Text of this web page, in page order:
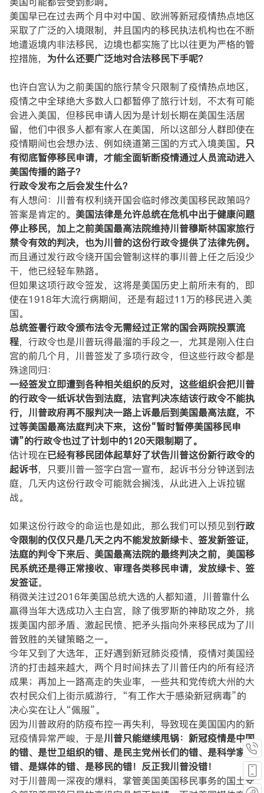
美国早已在过去两个月中对中国、欧洲等新冠疫情热点地区
采取了广泛的入境限制，并且国内的移民执法机构也在不断
地遣返境内非法移民，边境也都实施了比以往更为严格的管
控措施， 为什么还要广泛地对合法移民下手呢？
也许白宫认为之前美国的旅行禁令只限制了疫情热点地区，
疫情之中全球绝大多数人口都暂停了旅行计划，不太有可能
会进入美国，但移民申请人因为是计划长期在美国生活居
留，他们中很多人都有家人在美国，所以这部分人群即使在
疫情期间也会想办法、例如绕道第三国的方式入境美国。 只
有彻底暂停移民申请，才能全面斩断疫情通过人员流动进入
美国传播的路子？
行政令发布之后会发生什么？
有人想问：川普有权利绕开国会临时修改美国移民政策吗？
答案是肯定的。 美国法律是允许总统在危机中出于健康问题
停止移民，加上之前美国最高法院维持川普穆斯林国家旅行
禁令有效的判决，也为川普的这份行政令提供了法律先例。
而且通过发行政令绕开国会管制这样的事川普上任之后没少
干，他已经轻车熟路。
但如果这项行政令签发，这将是美国历史上前所未有的，即
使在1918年大流行病期间，还是有超过11万的移民进入美
国。
总统签署行政令颁布法令无需经过正常的国会两院投票流
程，行政令也是川普玩得最溜的手段之一，尤其是刚入住白
宫的前几个月，川普签发了多项行政令，但这些行政令都是
殊途同归：
一经签发立即遭到各种相关组织的反对，这些组织会把川普
的行政令一纸诉状告到法庭，法官判决冻结该行政令不能执
行，川普政府再不服判决一路上诉最后到美国最高法庭，不
过等美国最高法庭判决下来，这份“暂时暂停美国移民申
请”的行政令也过了计划中的120天限制期了。
估计现在已经有移民团体起草好了状告川普这份新行政令的
起诉书，只要川普一签字白宫一宣布，起诉书分分钟送到法
庭，几天内这份行政令可能就会搁浅，从此进入上诉拉锯
战。
如果这份行政令的命运也是如此，那么我们可以预见到行政
令限制的仅仅只是几天之内不能发放新绿卡、签发新签证，
法庭的判令下来后、美国最高法院的最终判决之前，美国移
民系统还是得正常接收、审理各类移民申请，发放绿卡、签
发签证。
稍微关注过2016年美国总统大选的人都知道，川普靠什么
赢得当年大选成功入主白宫，除了俄罗斯的神助攻之外，挑
拨美国内部矛盾、激起民愤、把矛头指向外来移民成为了川
普致胜的关键策略之一。
今年又到了大选年，正好遇到新冠肺炎疫情，疫情对美国经
济的打击越来越大，两个月时间抹去了川普任内的所有经济
成果；再加上一路高走的失业率，一些共和党传统大州的大
农村民众们上街示威游行，“有工作大于感染新冠病毒”的
决心实在让人“佩服”。
因为川普政府的防疫布控一再失利，导致现在美国国内的新
冠疫情异常严峻，于是川普只能继续甩锅：新冠疫情是中国
的错、是世卫组织的错、是民主党州长们的错、是科学家的
错、是媒体的错、是移民的错！反正我川普没错！
对于川普周一深夜的爆料，掌管美国美国移民事务的国土安